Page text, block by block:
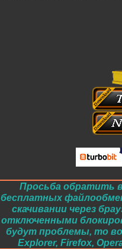
Просьба обратить
бесплатных
скачивании через
отключенными
будут проблемы, то
Explorer, Firefox,